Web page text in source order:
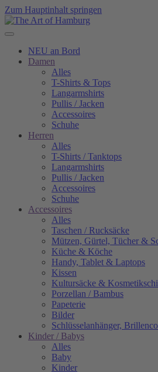
Zum Hauptinhalt springen
NEU an Bord
Damen
Alles
T-Shirts & Tops
Langarmshirts
Pullis / Jacken
Accessoires
Schuhe
Herren
Alles
T-Shirts / Tanktops
Langarmshirts
Pullis / Jacken
Accessoires
Schuhe
Accessoires
Alles
Taschen / Rucksäcke
Mützen, Gürtel, Tücher &
Küche & Köche
Handy, Tablet & Laptops
Kissen
Kultursäcke &
Porzellan / Bambus
Papeterie
Bilder
Schlüsselanhänger,
Kinder / Babys
Alles
Baby
Kinder